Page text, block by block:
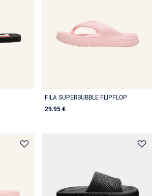
FILA SUPERBUBBLE FLIPFLOP
29.95 €